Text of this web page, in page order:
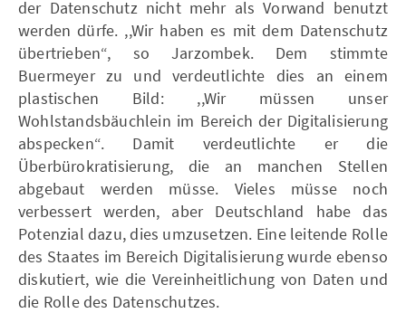
der Datenschutz nicht mehr als Vorwand benutzt
werden dürfe. ,,Wir haben es mit dem Datenschutz
übertrieben“, so Jarzombek. Dem stimmte
Buermeyer zu und verdeutlichte dies an einem
plastischen Bild: ,,Wir müssen unser
Wohlstandsbäuchlein im Bereich der Digitalisierung
abspecken“. Damit verdeutlichte er die
Überbürokratisierung, die an manchen Stellen
abgebaut werden müsse. Vieles müsse noch
verbessert werden, aber Deutschland habe das
Potenzial dazu, dies umzusetzen. Eine leitende Rolle
des Staates im Bereich Digitalisierung wurde ebenso
diskutiert, wie die Vereinheitlichung von Daten und
die Rolle des Datenschutzes.